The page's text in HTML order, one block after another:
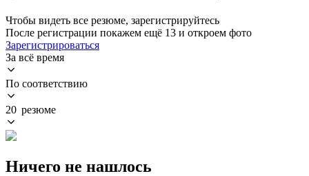
Чтобы видеть все резюме, зарегистрируйтесь
После регистрации покажем ещё 13 и откроем фото
Зарегистрироваться
За всё время
По соответствию
20 резюме
Ничего не нашлось